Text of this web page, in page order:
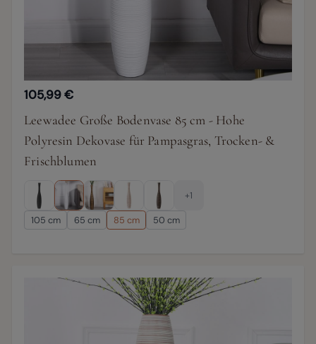
105,99 €
Leewadee Große Bodenvase 85 cm - Hohe
Polyresin Dekovase für Pampasgras, Trocken- &
Frischblumen
+1
105 cm 65 cm 85 cm 50 cm